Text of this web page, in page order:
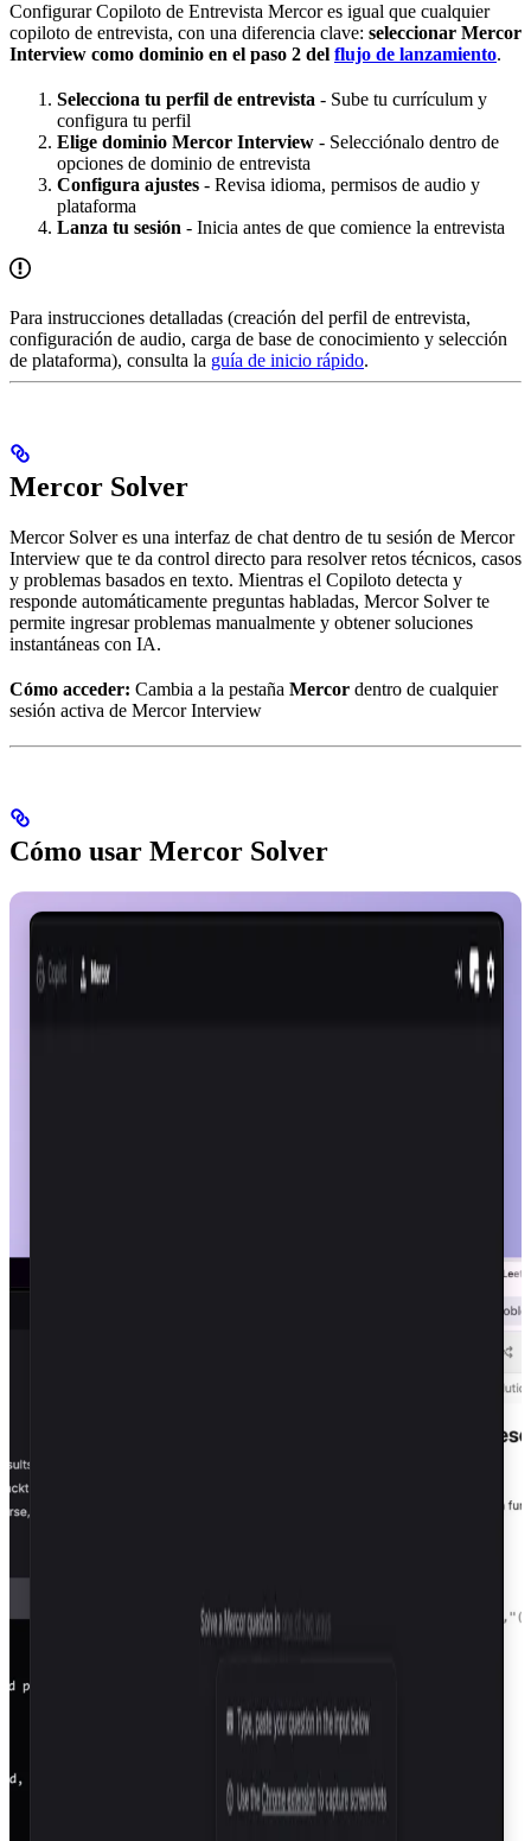
Configurar Copiloto de Entrevista Mercor es igual que cualquier
copiloto de entrevista, con una diferencia clave: seleccionar Mercor
Interview como dominio en el paso 2 del flujo de lanzamiento.
Selecciona tu perfil de entrevista - Sube tu currículum y
configura tu perfil
Elige dominio Mercor Interview - Selecciónalo dentro de
opciones de dominio de entrevista
Configura ajustes - Revisa idioma, permisos de audio y
plataforma
Lanza tu sesión - Inicia antes de que comience la entrevista
Para instrucciones detalladas (creación del perfil de entrevista,
configuración de audio, carga de base de conocimiento y selección
de plataforma), consulta la guía de inicio rápido.
Mercor Solver
Mercor Solver es una interfaz de chat dentro de tu sesión de Mercor
Interview que te da control directo para resolver retos técnicos, casos
y problemas basados en texto. Mientras el Copiloto detecta y
responde automáticamente preguntas habladas, Mercor Solver te
permite ingresar problemas manualmente y obtener soluciones
instantáneas con IA.
Cómo acceder: Cambia a la pestaña Mercor dentro de cualquier
sesión activa de Mercor Interview
Cómo usar Mercor Solver